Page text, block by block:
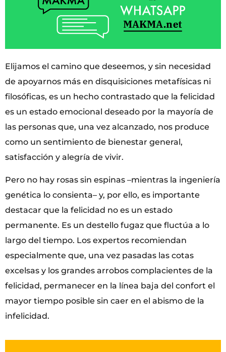
Elijamos el camino que deseemos, y sin necesidad
de apoyarnos más en disquisiciones metafísicas ni
filosóficas, es un hecho contrastado que la felicidad
es un estado emocional deseado por la mayoría de
las personas que, una vez alcanzado, nos produce
como un sentimiento de bienestar general,
satisfacción y alegría de vivir.
Pero no hay rosas sin espinas –mientras la ingeniería
genética lo consienta– y, por ello, es importante
destacar que la felicidad no es un estado
permanente. Es un destello fugaz que fluctúa a lo
largo del tiempo. Los expertos recomiendan
especialmente que, una vez pasadas las cotas
excelsas y los grandes arrobos complacientes de la
felicidad, permanecer en la línea baja del confort el
mayor tiempo posible sin caer en el abismo de la
infelicidad.